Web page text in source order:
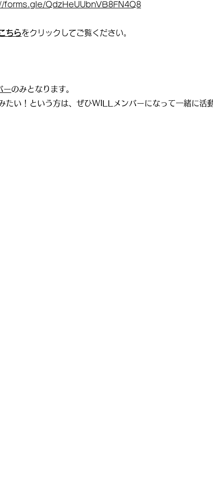
forms.gle/QdzHeUUbnVB8FN4Q8
ちらをクリックしてご覧ください。
ーのみとなります。
たい！という方は、ぜひWILLメンバーになって一緒に活